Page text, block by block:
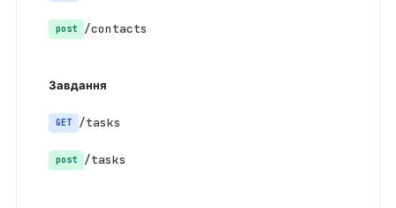
post /contacts
Завдання
GET /tasks
post /tasks